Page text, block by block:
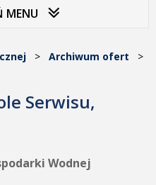
MENU
> Archiwum ofert >
Serwisu,
Wodnej